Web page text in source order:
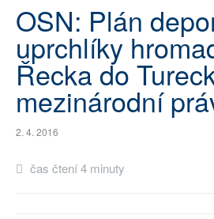
ARCHIV
ROZHOVORY
TÉMATA
NEJČTENĚJŠÍ ZA 7 DNÍ
AUTOŘI
OSN: Plán
uprchlíky
Řecka do
mezinárodní
2. 4. 2016
čas čtení 4 minuty